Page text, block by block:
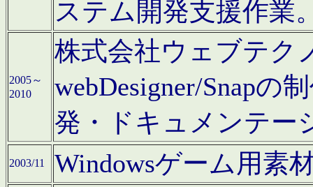
ステム開発支援作業
2005～
2010
株式会社ウェブテク
webDesigner/Snapの
発・ドキュメンテー
2003/11 Windowsゲーム用素